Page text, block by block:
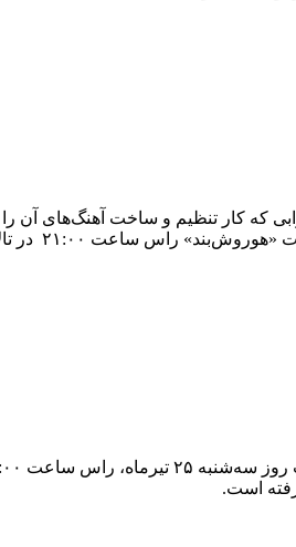
بلیت‌های آن از ۴۰‌ هزارتومان تا ۱۱۰‌ هزارتومان متغیر است.
است.